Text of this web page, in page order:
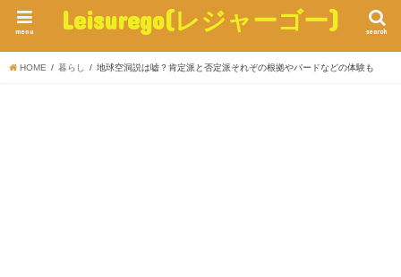
Leisurego(レジャーゴー) search
menu
HOME 暮らし 地球空洞説は嘘？肯定派と否定派それぞの根拠やバードなどの体験も